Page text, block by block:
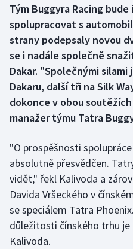
Box
Curling
Dostihy
Florbal
Golf
Gymnastika
Házená
Tým Buggyra Racing
spolupracovat s
strany podepsaly novou
se i nadále společně
Dakar. "Společnými
Dakaru, další tři na Silk
dokonce v obou
manažer týmu Tatra
"O prospěšnosti
absolutně přesvědčen.
vidět," řekl Kalivoda a
Davida Vršeckého v
se speciálem Tatra
důležitosti čínského trhu
Kalivoda.